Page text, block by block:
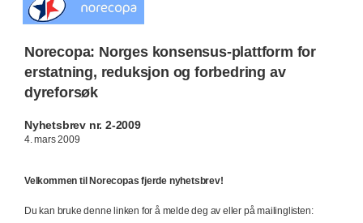
Norecopa: Norges konsensus-plattform for
erstatning, reduksjon og forbedring av
dyreforsøk
Nyhetsbrev nr. 2-2009
4. mars 2009
Velkommen til Norecopas fjerde nyhetsbrev!
Du kan bruke denne linken for å melde deg av eller på mailinglisten: